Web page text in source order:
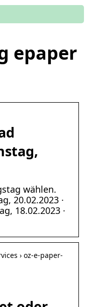
epaper
wählen.
20.02.2023 ·
18.02.2023 ·
› oz-e-paper-